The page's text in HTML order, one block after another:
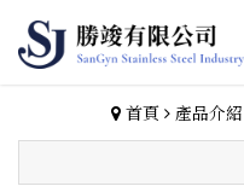
首頁 產品介紹